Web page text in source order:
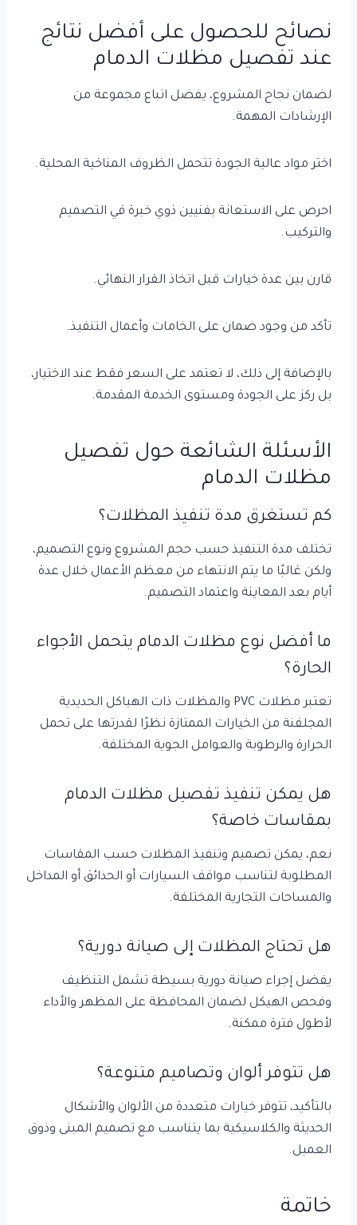
نصائح للحصول على أفضل نتائج
عند تفصيل مظلات الدمام
لضمان نجاح المشروع، يفضل اتباع مجموعة من
الإرشادات المهمة.
اختر مواد عالية الجودة تتحمل الظروف المناخية المحلية.
احرص على الاستعانة بفنيين ذوي خبرة في التصميم
والتركيب.
قارن بين عدة خيارات قبل اتخاذ القرار النهائي.
تأكد من وجود ضمان على الخامات وأعمال التنفيذ.
بالإضافة إلى ذلك، لا تعتمد على السعر فقط عند الاختيار،
بل ركز على الجودة ومستوى الخدمة المقدمة.
الأسئلة الشائعة حول تفصيل
مظلات الدمام
كم تستغرق مدة تنفيذ المظلات؟
تختلف مدة التنفيذ حسب حجم المشروع ونوع التصميم،
ولكن غالبًا ما يتم الانتهاء من معظم الأعمال خلال عدة
أيام بعد المعاينة واعتماد التصميم.
ما أفضل نوع مظلات الدمام يتحمل الأجواء
الحارة؟
تعتبر مظلات PVC والمظلات ذات الهياكل الحديدية
المجلفنة من الخيارات الممتازة نظرًا لقدرتها على تحمل
الحرارة والرطوبة والعوامل الجوية المختلفة.
هل يمكن تنفيذ تفصيل مظلات الدمام
بمقاسات خاصة؟
نعم، يمكن تصميم وتنفيذ المظلات حسب المقاسات
المطلوبة لتناسب مواقف السيارات أو الحدائق أو المداخل
والمساحات التجارية المختلفة.
هل تحتاج المظلات إلى صيانة دورية؟
يفضل إجراء صيانة دورية بسيطة تشمل التنظيف
وفحص الهيكل لضمان المحافظة على المظهر والأداء
لأطول فترة ممكنة.
هل تتوفر ألوان وتصاميم متنوعة؟
بالتأكيد، تتوفر خيارات متعددة من الألوان والأشكال
الحديثة والكلاسيكية بما يتناسب مع تصميم المبنى وذوق
العميل.
خاتمة